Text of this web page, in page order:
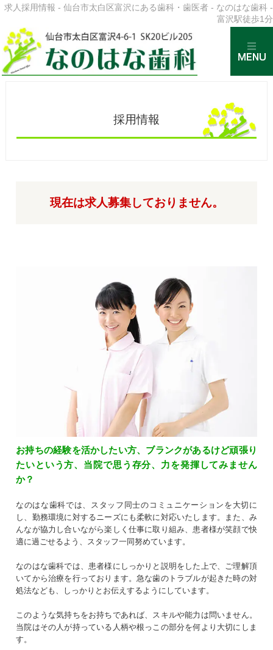
求人採用情報 - 仙台市太白区富沢にある歯科・歯医者 - なのはな歯科 -
富沢駅徒歩1分
採用情報
現在は求人募集しておりません。
お持ちの経験を活かしたい方、ブランクがあるけど頑張り
たいという方、当院で思う存分、力を発揮してみません
か？
なのはな歯科では、スタッフ同士のコミュニケーションを大切に
し、勤務環境に対するニーズにも柔軟に対応いたします。また、み
んなが協力し合いながら楽しく仕事に取り組み、患者様が笑顔で快
適に過ごせるよう、スタッフ一同努めています。
なのはな歯科では、患者様にしっかりと説明をした上で、ご理解頂
いてから治療を行っております。急な歯のトラブルが起きた時の対
処法なども、しっかりとお伝えするようにしています。
このような気持ちをお持ちであれば、スキルや能力は問いません。
当院はその人が持っている人柄や根っこの部分を何より大切にしま
す。